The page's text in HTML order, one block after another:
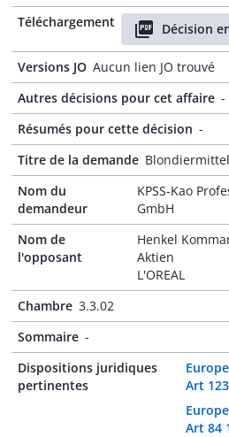
Téléchargement
Décision
Versions JO Aucun lien JO trouvé
Autres décisions pour cet affaire -
Résumés pour cette décision -
Titre de la demande
Nom du
demandeur
KPSS-Kao
GmbH
Nom de
l'opposant
Henkel
Aktien
L'OREAL
Chambre 3.3.02
Sommaire -
Dispositions juridiques
pertinentes
Art
Art 84